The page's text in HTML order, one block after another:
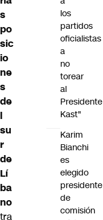
s
po
sic
io
ne
s
de
l
su
r
de
Lí
ba
no
tra
los
partidos
oficialistas
a
no
torear
al
Presidente
Kast"
Karim
Bianchi
es
elegido
presidente
de
comisión